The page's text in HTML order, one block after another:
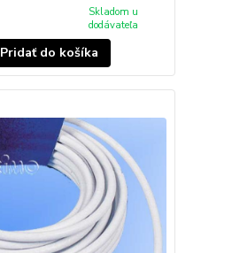
Skladom u
dodávateľa
Pridať do košíka